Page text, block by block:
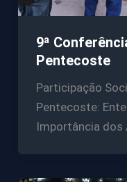
9ª
Pentecoste
Participação
Pentecoste:
Importância dos